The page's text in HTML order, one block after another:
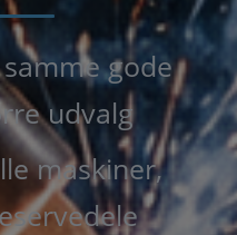
gode
udvalg
maskiner,